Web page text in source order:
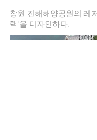
창원 진해해양공원의 레
랙'을 디자인하다.